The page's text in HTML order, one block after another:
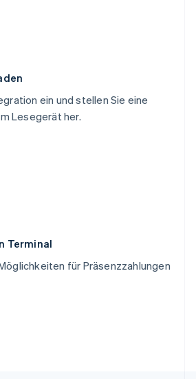
ein und stellen Sie eine
Lesegerät her.
Terminal
für Präsenzzahlungen